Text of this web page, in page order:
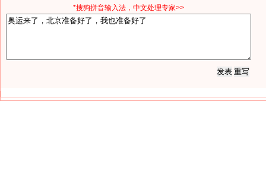
*搜狗拼音输入法，中文处理专家>>